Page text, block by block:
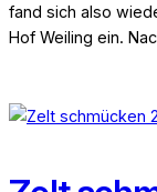
fand sich also
Hof Weiling ein.